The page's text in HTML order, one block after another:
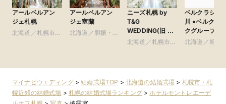
アールベルアン
ジェ札幌
北海道／札幌市・
アールベルアン
ジェ室蘭
北海道／胆振・日
ニーズ札幌 by
T&G
WEDDING(旧 ヒ
ルサイドクラブ迎
北海道／札幌市・
ベルクラシッ
川 ●ベルクラシッ
クグループ
北海道／旭川
マイナビウエディング>結婚式場TOP > 北海道の結婚式場 > 札幌市・札
幌近郊の結婚式場 > 札幌の結婚式場ランキング> ホテルモントレエーデ